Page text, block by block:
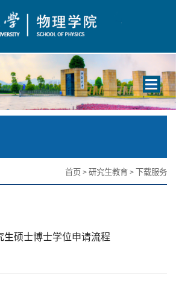
Toggle
首页 > 研究生教育 > 下载服务
生硕士博士学位申请流程